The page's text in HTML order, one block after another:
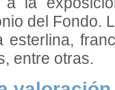
del Fondo.
esterlina,
entre otras.